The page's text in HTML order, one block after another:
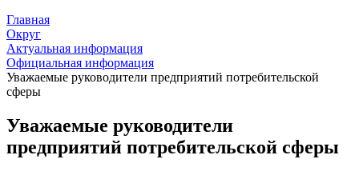
Главная
Округ
Актуальная информация
Официальная информация
Уважаемые руководители предприятий потребительской
сферы
Уважаемые руководители
предприятий потребительской сферы